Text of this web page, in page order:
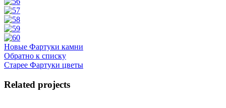
Новые Фартуки камни
Обратно к списку
Старее Фартуки цветы
Related projects